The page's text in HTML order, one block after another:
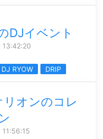
DJイベント
DJ RYOW DRIP
オンのコレ